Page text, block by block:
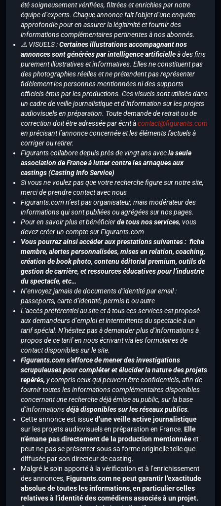
été soigneusement vérifiées, filtrées et enrichies par notre
équipe d’experts. Chaque annonce fait l’objet d’une enquête
approfondie pour en assurer la légitimité et fournir des
informations complémentaires pertinentes à nos abonnés.
⚠️ VISUELS :Certaines illustrations accompagnant nos
annonces sont générées par intelligence artificielleà des fins
purement illustratives et informatives. Elles ne constituent pas
des photographies réelles et ne prétendent pas représenter
fidèlement les personnes mentionnées ni des supports
officiels émis par les productions. Ces visuels sont utilisés dans
un cadre de veille journalistique et d’information sur les projets
audiovisuels en préparation. Toute demande de retrait ou de
correction doit être adressée par écrit àcontact@figurants.com
en précisant l’annonce concernée et les éléments factuels à
corriger ou retirer.
Figurants collabore depuis près de vingt ans avecla seule
association de France à lutter contre les arnaques aux
castings (Casting Info Service)
Si vous ne voulez pas que votre recherche figure sur notre site,
merci de prendre contact avec nous
Figurants.com n’est pas organisateur, mais modérateur des
informations qui sont publiées ou agrégées sur nos pages.
Pour en savoir plus et bénéficierde tous nos services, vous
devez créer un compte sur Figurants.com
Vous pourrez ainsi accéder aux prestations suivantes : fiche
membre, alertes personnalisées, mises en relation, coaching,
création de book photo, contenu éditorial premium, outils de
gestion de carrière, et ressources éducatives pour l’industrie
du spectacle, etc…
N’envoyez jamais de documents d’identité par email :
passeports, carte d’identité, permis b ou autre
L’accès préférentiel au site et à tous ces services est proposé
aux demandeurs d’emploi et intermittents du spectacle à un
tarif spécial. N’hésitez pas à demander plus d’informations à
propos de ce tarif en nous écrivant via les formulaires de
contact disponibles sur le site.
Figurants.com s’efforce de mener des investigations
scrupuleuses pour compléter et élucider la nature des projets
repérés, y compris ceux qui peuvent être confidentiels, afin de
fournir toutes les informations complémentaires disponibles
concernant une recherche déjà émise au public, sur la base
d’informationsdéjà disponibles sur les réseaux publics.
Cette annonce est issued’une veille active journalistique
sur les projets audiovisuels en préparation en France. Elle
n’émane pas directement de la production mentionnéeet
peut ne pas se présenter sous sa forme originelle telle que
diffusée par son directeur de casting.
Malgré le soin apporté à la vérification et à l’enrichissement
des annonces,Figurants.com ne peut garantir l’exactitude
absolue de toutes les informations, en particulier celles
relatives à l’identité des comédiens associés à un projet.